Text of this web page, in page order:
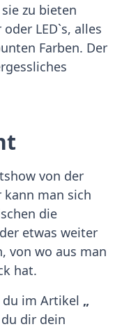
zu bieten
LED`s, alles
Farben. Der
von der
kann man sich
die
etwas weiter
von wo aus man
hat.
im Artikel „
dir dein